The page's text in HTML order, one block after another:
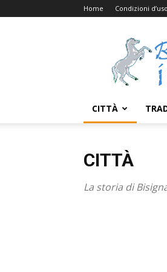
Home Condizioni d’uso
CITTÀ
CITTÀ
La storia di